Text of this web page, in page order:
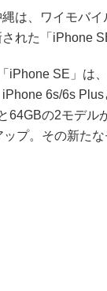
は、ワイモバ
れた「iPhone
SE」は
6s/6s
64GBの2モデル
プ。その新た